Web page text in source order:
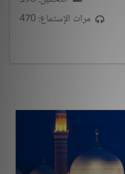
مرات الإستماع: 470